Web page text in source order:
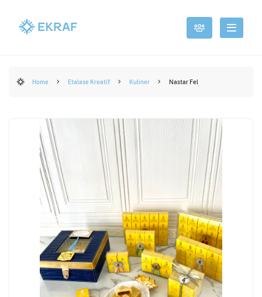
Home Etalase Kreatif Kuliner Nastar Fel